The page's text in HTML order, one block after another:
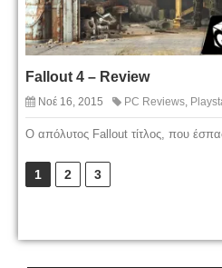
Fallout 4 – Review
Νοέ 16, 2015 PC Reviews,
Ο απόλυτος Fallout τίτλος, που
1 2 3